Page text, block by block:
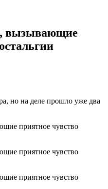
вызывающие
но на деле прошло уже два